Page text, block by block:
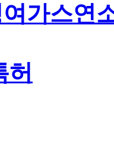
가스연
허